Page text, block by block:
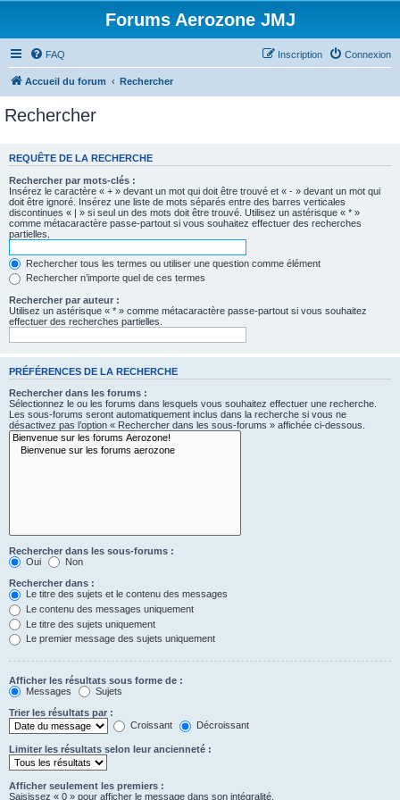
Forums Aerozone JMJ
FAQ Connexion
Inscription
Accueil du forum Rechercher
Rechercher
REQUÊTE DE LA RECHERCHE
Rechercher par mots-clés :
Insérez le caractère « + » devant un mot qui doit être trouvé et « - » devant un mot qui
doit être ignoré. Insérez une liste de mots séparés entre des barres verticales
discontinues « | » si seul un des mots doit être trouvé. Utilisez un astérisque « * »
comme métacaractère passe-partout si vous souhaitez effectuer des recherches
partielles.
Rechercher tous les termes ou utiliser une question comme élément
Rechercher n’importe quel de ces termes
Rechercher par auteur :
Utilisez un astérisque « * » comme métacaractère passe-partout si vous souhaitez
effectuer des recherches partielles.
PRÉFÉRENCES DE LA RECHERCHE
Rechercher dans les forums :
Sélectionnez le ou les forums dans lesquels vous souhaitez effectuer une recherche.
Les sous-forums seront automatiquement inclus dans la recherche si vous ne
désactivez pas l’option « Rechercher dans les sous-forums » affichée ci-dessous.
Rechercher dans les sous-forums :
Oui
Non
Rechercher dans :
Le titre des sujets et le contenu des messages
Le contenu des messages uniquement
Le titre des sujets uniquement
Le premier message des sujets uniquement
Afficher les résultats sous forme de :
Messages
Sujets
Trier les résultats par :
Croissant
Décroissant
Limiter les résultats selon leur ancienneté :
Afficher seulement les premiers :
Saisissez « 0 » pour afficher le message dans son intégralité.